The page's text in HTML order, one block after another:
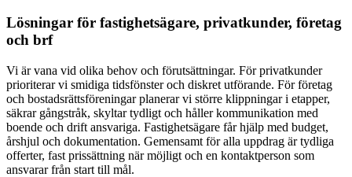
Lösningar för fastighetsägare, privatkunder, företag
och brf
Vi är vana vid olika behov och förutsättningar. För privatkunder
prioriterar vi smidiga tidsfönster och diskret utförande. För företag
och bostadsrättsföreningar planerar vi större klippningar i etapper,
säkrar gångstråk, skyltar tydligt och håller kommunikation med
boende och drift ansvariga. Fastighetsägare får hjälp med budget,
årshjul och dokumentation. Gemensamt för alla uppdrag är tydliga
offerter, fast prissättning när möjligt och en kontaktperson som
ansvarar från start till mål.